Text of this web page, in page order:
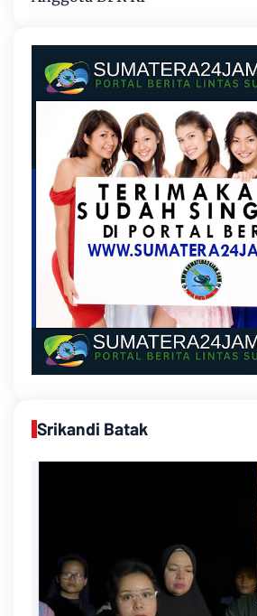
Srikandi Batak